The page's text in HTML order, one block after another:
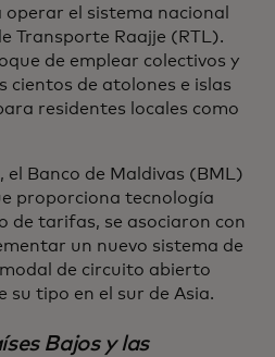
el sistema nacional
Transporte Raajje (RTL).
de emplear colectivos y
cientos de atolones e islas
residentes locales como
el Banco de Maldivas (BML)
proporciona tecnología
de tarifas, se asociaron con
un nuevo sistema de
de circuito abierto
su tipo en el sur de Asia.
Bajos y las